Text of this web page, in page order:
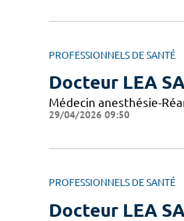
PROFESSIONNELS DE SANTÉ
Docteur LEA
Médecin anesthésie-
29/04/2026 09:50
PROFESSIONNELS DE SANTÉ
Docteur LEA